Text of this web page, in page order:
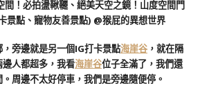
旁邊就是另一個IG打卡景點海崖谷 ，就在隔
人都超多，我看海崖谷位子全滿了，我們還
周邊不太好停車，我們是旁邊隨便停。